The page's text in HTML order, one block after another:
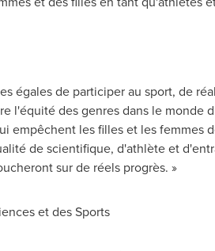
égales de participer au sport, de
l'équité des genres dans le monde
empêchent les filles et les femmes
de scientifique, d'athlète et
sur de réels progrès. »
et des Sports